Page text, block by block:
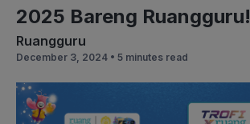
2025 Bareng Ruangguru!
Ruangguru
December 3, 2024 • 5 minutes read